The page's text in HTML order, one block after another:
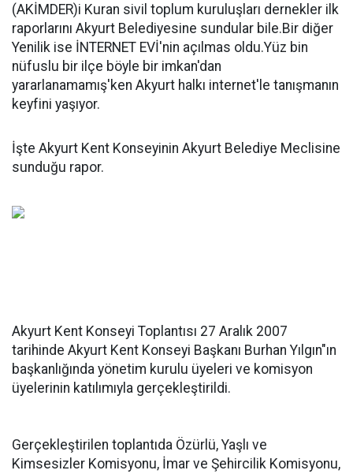
(AKİMDER)i Kuran sivil toplum kuruluşları dernekler ilk
raporlarını Akyurt Belediyesine sundular bile.Bir diğer
Yenilik ise İNTERNET EVİ'nin açılmas oldu.Yüz bin
nüfuslu bir ilçe böyle bir imkan'dan
yararlanamamış'ken Akyurt halkı internet'le tanışmanın
keyfini yaşıyor.
İşte Akyurt Kent Konseyinin Akyurt Belediye Meclisine
sunduğu rapor.
Akyurt Kent Konseyi Toplantısı 27 Aralık 2007
tarihinde Akyurt Kent Konseyi Başkanı Burhan Yılgın"ın
başkanlığında yönetim kurulu üyeleri ve komisyon
üyelerinin katılımıyla gerçekleştirildi.
Gerçekleştirilen toplantıda Özürlü, Yaşlı ve
Kimsesizler Komisyonu, İmar ve Şehircilik Komisyonu,